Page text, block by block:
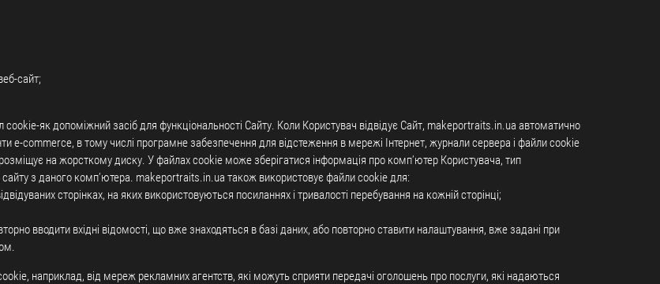
сайт;
як допоміжний засіб для функціональності Сайту. Коли Користувач відвідує Сайт, makeportraits.in.ua автоматично
e-commerce, в тому числі програмне забезпечення для відстеження в мережі Інтернет, журнали сервера і файли cookie
на жорсткому диску. У файлах cookie може зберігатися інформація про комп’ютер Користувача, тип
сайту з даного комп’ютера. makeportraits.in.ua також використовує файли cookie для:
сторінках, на яких використовуються посиланнях і тривалості перебування на кожній сторінці;
вводити вхідні відомості, що вже знаходяться в базі даних, або повторно ставити налаштування, вже задані при
наприклад, від мереж рекламних агентств, які можуть сприяти передачі оголошень про послуги, які надаються